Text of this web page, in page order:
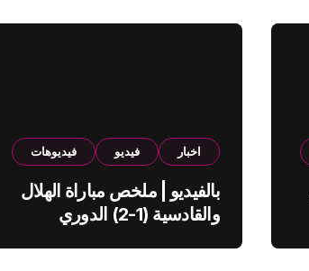
اخبار فيديو فيديوهات
بالفيديو | ملخص مباراة الهلال
والقادسية (1-2) الدوري